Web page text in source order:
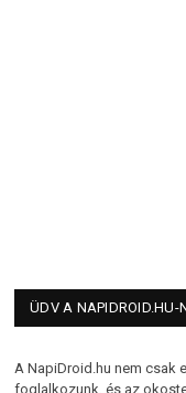
ÜDV A NAPIDROID.HU-
A NapiDroid.hu nem csak
foglalkozunk, és az